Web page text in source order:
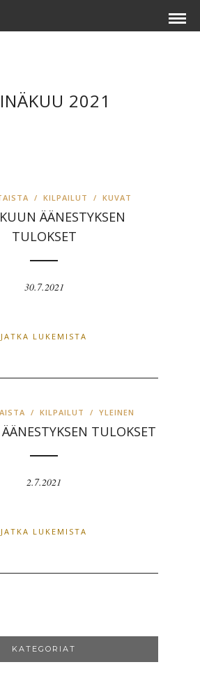
2021
/ KILPAILUT / KUVAT
ÄÄNESTYKSEN
TULOKSET
30.7.2021
JATKA LUKEMISTA
/ KILPAILUT / YLEINEN
TULOKSET
2.7.2021
JATKA LUKEMISTA
KATEGORIAT